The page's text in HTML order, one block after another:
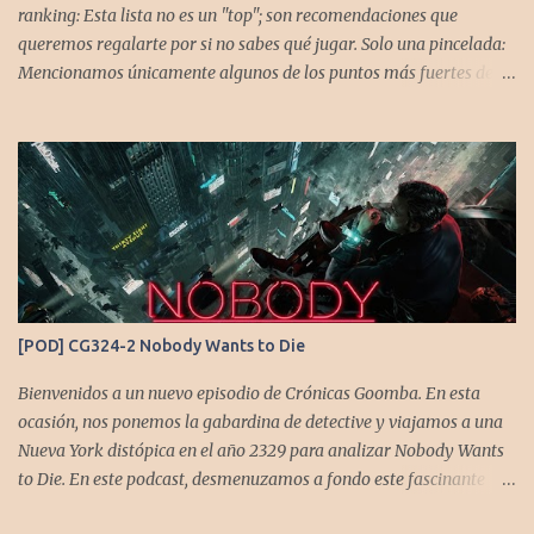
ranking: Esta lista no es un "top"; son recomendaciones que
queremos regalarte por si no sabes qué jugar. Solo una pincelada:
Mencionamos únicamente algunos de los puntos más fuertes de
asegurar que, al menos uno, se adapte a tus gustos. Si te gusta este
tipo de contenido, háznoslo saber para crear nuevas entradas con
otros doce juegos imprescindibles. Cuphead En la mente de los dos
hermanos desarrolladores, la idea de fusionar el arte de las
películas de animación clásica con un juego de disparos (al estilo
Contra o Metal Slug) era una apuesta ganadora. En la ejecución, la
calidad es insuperable. Posee un excelente diseño de niveles,
variedad de jefes, plataformas desafiantes y una música
estupenda. Es un título que te mantiene enganchado a pesar de su
alta dificultad...
[POD] CG324-2 Nobody Wants to Die
Bienvenidos a un nuevo episodio de Crónicas Goomba. En esta
ocasión, nos ponemos la gabardina de detective y viajamos a una
Nueva York distópica en el año 2329 para analizar Nobody Wants
to Die. En este podcast, desmenuzamos a fondo este fascinante